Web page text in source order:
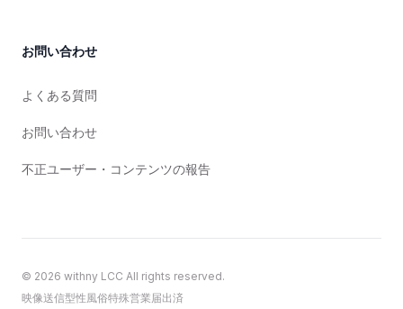
お問い合わせ
よくある質問
お問い合わせ
不正ユーザー・コンテンツの報告
© 2026 withny LCC All rights reserved.
映像送信型性風俗特殊営業届出済